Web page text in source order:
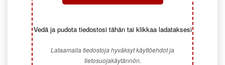
Vedä ja pudota tiedostosi tähän tai klikkaa ladataksesi
Lataamalla tiedostoja hyväksyt käyttöehdot ja
tietosuojakäytännön.